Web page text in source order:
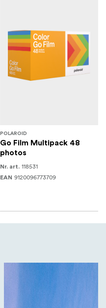
POLAROID
Go Film Multipack 48
photos
Nr. art. 118531
EAN 9120096773709